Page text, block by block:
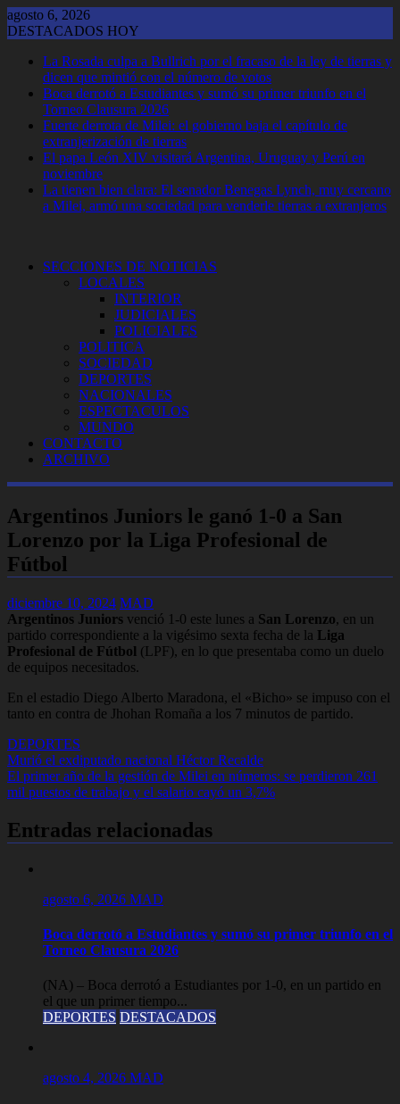
Saltar
al
agosto 6, 2026
DESTACADOS HOY
La Rosada culpa a Bullrich por el fracaso de la ley de tierras y
dicen que mintió con el número de votos
Boca derrotó a Estudiantes y sumó su primer triunfo en el
Torneo Clausura 2026
Fuerte derrota de Milei: el gobierno baja el capítulo de
extranjerización de tierras
El papa León XIV visitará Argentina, Uruguay y Perú en
noviembre
La tienen bien clara: El senador Benegas Lynch, muy cercano
a Milei, armó una sociedad para venderle tierras a extranjeros
SECCIONES DE NOTICIAS
LOCALES
INTERIOR
JUDICIALES
POLICIALES
POLITICA
SOCIEDAD
DEPORTES
NACIONALES
ESPECTACULOS
MUNDO
CONTACTO
ARCHIVO
Argentinos Juniors le ganó 1-0 a San
Lorenzo por la Liga Profesional de
Fútbol
diciembre 10, 2024 MAD
Argentinos Juniors venció 1-0 este lunes a San Lorenzo, en un
partido correspondiente a la vigésimo sexta fecha de la Liga
Profesional de Fútbol (LPF), en lo que presentaba como un duelo
de equipos necesitados.
En el estadio Diego Alberto Maradona, el «Bicho» se impuso con el
tanto en contra de Jhohan Romaña a los 7 minutos de partido.
DEPORTES
Navegación
de
Murió el exdiputado nacional Héctor Recalde
El primer año de la gestión de Milei en números: se perdieron 261
mil puestos de trabajo y el salario cayó un 3,7%
Entradas relacionadas
agosto 6, 2026 MAD
Boca derrotó a Estudiantes y sumó su primer triunfo en el
Torneo Clausura 2026
(NA) – Boca derrotó a Estudiantes por 1-0, en un partido en
el que un primer tiempo...
DEPORTES DESTACADOS
agosto 4, 2026 MAD